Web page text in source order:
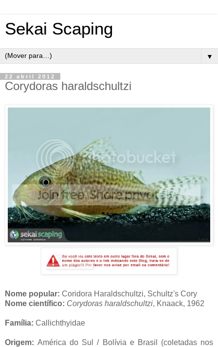
Sekai Scaping
▼
22 abril 2012
Corydoras haraldschultzi
Nome popular: Coridora Haraldschultzi, Schultz's Cory
Nome científico: Corydoras haraldschultzi, Knaack, 1962
Família: Callichthyidae
Origem: América do Sul / Bolívia e Brasil (coletadas nos